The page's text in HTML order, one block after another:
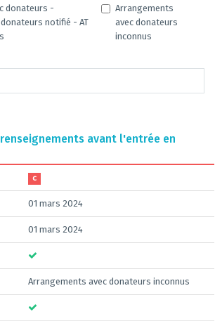
donateurs -
notifié - AT
Arrangements
avec donateurs
inconnus
avant l'entrée en
C
01 mars 2024
01 mars 2024
Arrangements avec donateurs inconnus